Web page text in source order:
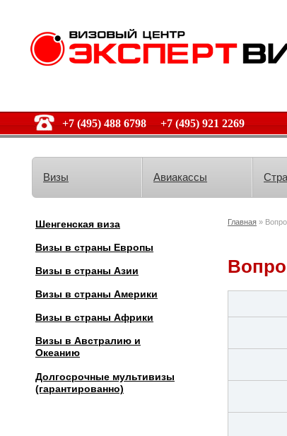
+7 (495) 488 6798 +7 (495) 921 2269
Визы Авиакассы
Шенгенская виза
Визы в страны Европы
Визы в страны Азии
Визы в страны Америки
Визы в страны Африки
Визы в Австралию и
Океанию
Долгосрочные мультивизы
(гарантированно)
Главная »